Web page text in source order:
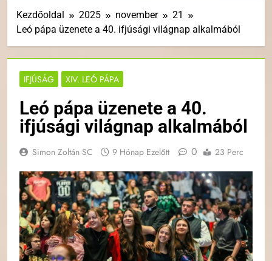
Kezdőoldal 2025 november
21
Leó pápa üzenete a 40. ifjúsági világnap alkalmából
IFJÚSÁG XIV. LEÓ PÁPA
Leó pápa üzenete a 40.
ifjúsági világnap alkalmából
Simon Zoltán SC 9 Hónap Ezelőtt 0 23 Perc